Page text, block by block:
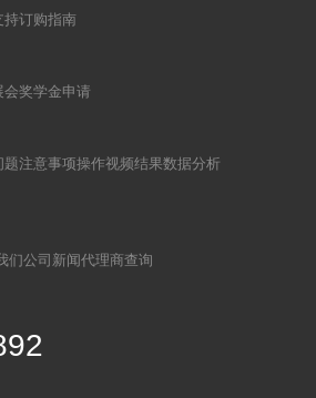
持订购指南
会奖学金申请
题注意事项操作视频结果数据分析
们公司新闻代理商查询